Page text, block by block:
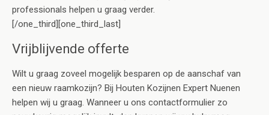
professionals helpen u graag verder.
[/one_third][one_third_last]
Vrijblijvende offerte
Wilt u graag zoveel mogelijk besparen op de aanschaf van
een nieuw raamkozijn? Bij Houten Kozijnen Expert Nuenen
helpen wij u graag. Wanneer u ons contactformulier zo